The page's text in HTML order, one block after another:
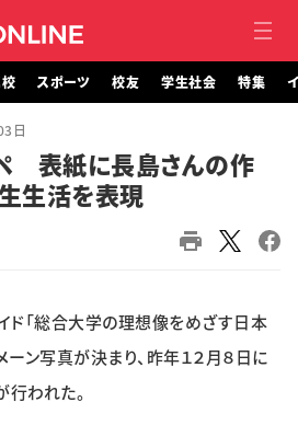
スポーツ 校友 学生社会 特集
日
表紙に長島さんの作
生活を表現
ド「総合大学の理想像をめざす日本
ーン写真が決まり、昨年１２月８日に
われた。